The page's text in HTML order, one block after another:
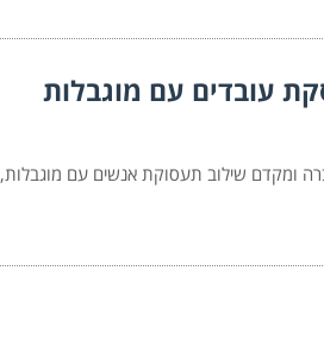
עובדים עם מוגבלות
ומקדם שילוב תעסוקת אנשים עם מוגבלות,